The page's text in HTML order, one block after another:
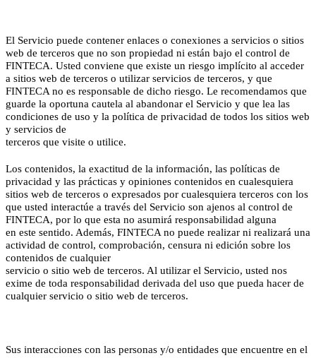
El Servicio puede contener enlaces o conexiones a servicios o sitios
web de terceros que no son propiedad ni están bajo el control de
FINTECA. Usted conviene que existe un riesgo implícito al acceder
a sitios web de terceros o utilizar servicios de terceros, y que
FINTECA no es responsable de dicho riesgo. Le recomendamos que
guarde la oportuna cautela al abandonar el Servicio y que lea las
condiciones de uso y la política de privacidad de todos los sitios web
y servicios de
terceros que visite o utilice.
Los contenidos, la exactitud de la información, las políticas de
privacidad y las prácticas y opiniones contenidos en cualesquiera
sitios web de terceros o expresados por cualesquiera terceros con los
que usted interactúe a través del Servicio son ajenos al control de
FINTECA, por lo que esta no asumirá responsabilidad alguna
en este sentido. Además, FINTECA no puede realizar ni realizará una
actividad de control, comprobación, censura ni edición sobre los
contenidos de cualquier
servicio o sitio web de terceros. Al utilizar el Servicio, usted nos
exime de toda responsabilidad derivada del uso que pueda hacer de
cualquier servicio o sitio web de terceros.
Sus interacciones con las personas y/o entidades que encuentre en el